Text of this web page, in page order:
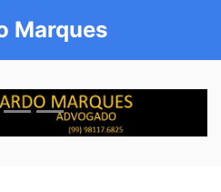
Marques